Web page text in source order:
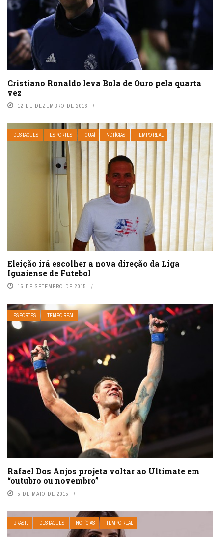
Cristiano Ronaldo leva Bola de Ouro pela quarta
vez
12 DE DEZEMBRO DE 2016
DESTAQUES ESPORTES IGUAÍ NOTÍCIAS TEMPO REAL
Eleição irá escolher a nova direção da Liga
Iguaiense de Futebol
15 DE SETEMBRO DE 2015
ESPORTES TEMPO REAL
Rafael Dos Anjos projeta voltar ao Ultimate em
“outubro ou novembro”
5 DE MAIO DE 2015
BRASIL DESTAQUES NOTÍCIAS TEMPO REAL